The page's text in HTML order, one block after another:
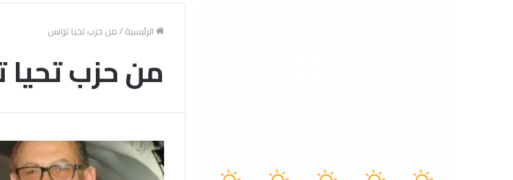
الرئيسية/من حزب تحيا تونس
من حزب